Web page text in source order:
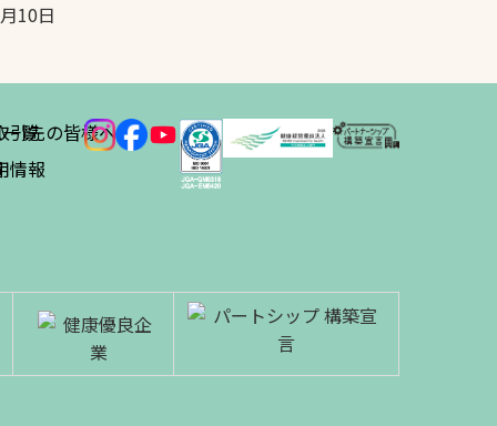
10日
一覧
引先の皆様へ
情報